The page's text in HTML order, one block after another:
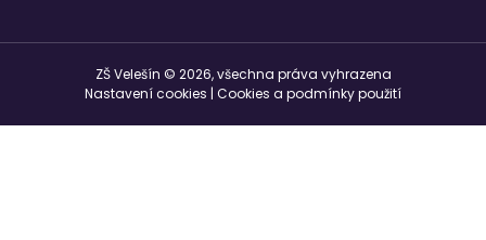
ZŠ Velešín © 2026, všechna práva vyhrazena
Nastavení cookies Cookies a podmínky použití